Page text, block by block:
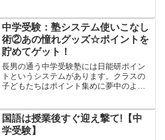
中学受験：塾システム使いこなし
術②あの憧れグッズ☆ポイントを
貯めてゲット！
長男の通う中学受験塾には日能研ポイン
トというシステムがあります。クラスの
子どもたちはポイント集めに夢中のよう
能研ポイントとは、簡単に言うと自分の
頑張りがポイントとして蓄...
国語は授業後すぐ迎え撃て!【中
学受験】